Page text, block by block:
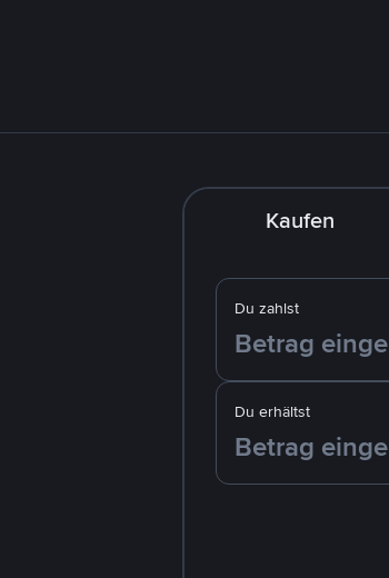
Kaufen
Du zahlst
Du erhältst